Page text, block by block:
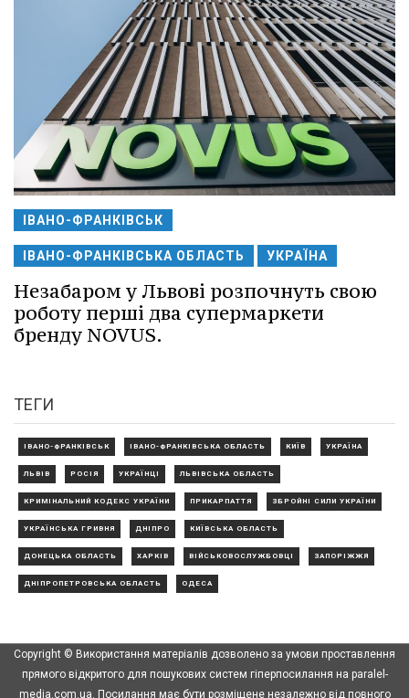
ІВАНО-ФРАНКІВСЬК
ІВАНО-ФРАНКІВСЬКА ОБЛАСТЬ УКРАЇНА
Незабаром у Львові розпочнуть свою
роботу перші два супермаркети
бренду NOVUS.
ТЕГИ
ІВАНО-ФРАНКІВСЬК ІВАНО-ФРАНКІВСЬКА ОБЛАСТЬ КИЇВ УКРАЇНА
ЛЬВІВ РОСІЯ УКРАЇНЦІ ЛЬВІВСЬКА ОБЛАСТЬ
КРИМІНАЛЬНИЙ КОДЕКС УКРАЇНИ ПРИКАРПАТТЯ ЗБРОЙНІ СИЛИ УКРАЇНИ
УКРАЇНСЬКА ГРИВНЯ ДНІПРО КИЇВСЬКА ОБЛАСТЬ
ДОНЕЦЬКА ОБЛАСТЬ ХАРКІВ ВІЙСЬКОВОСЛУЖБОВЦІ ЗАПОРІЖЖЯ
ДНІПРОПЕТРОВСЬКА ОБЛАСТЬ ОДЕСА
Copyright © Використання матеріалів дозволено за умови проставлення
прямого відкритого для пошукових систем гіперпосилання на paralel-
media.com.ua. Посилання має бути розміщене незалежно від повного